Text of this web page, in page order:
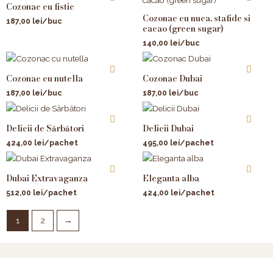
Cozonac cu fistic
187,00 lei/buc
Cozonac cu nuca, stafide si
cacao (green sugar)
140,00 lei/buc
Cozonac cu nutella
187,00 lei/buc
Cozonac Dubai
187,00 lei/buc
Delicii de Sărbători
424,00 lei/pachet
Delicii Dubai
495,00 lei/pachet
Dubai Extravaganza
512,00 lei/pachet
Eleganta alba
424,00 lei/pachet
1 2 →